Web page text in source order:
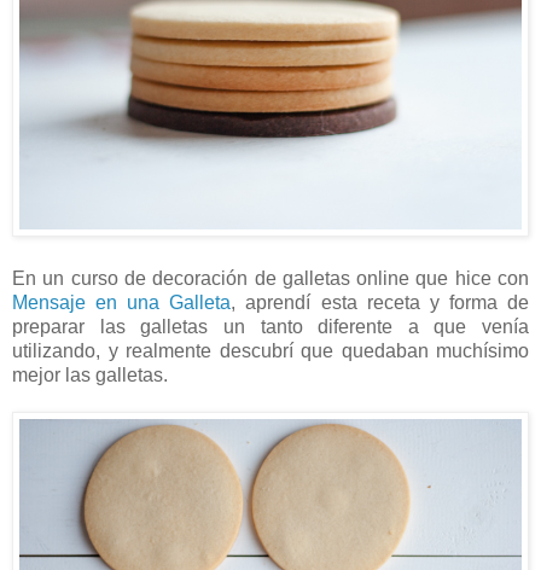
En un curso de decoración de galletas online que hice con
Mensaje en una Galleta, aprendí esta receta y forma de
preparar las galletas un tanto diferente a que venía
utilizando, y realmente descubrí que quedaban muchísimo
mejor las galletas.